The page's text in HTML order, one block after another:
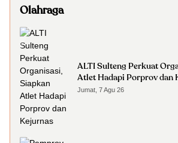
Olahraga
ALTI Sulteng Perkuat
Atlet Hadapi Porprov dan
Jumat, 7 Agu 26